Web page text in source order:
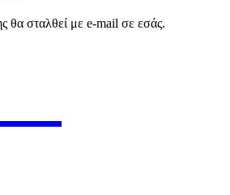
θα σταλθεί με e-mail σε εσάς.